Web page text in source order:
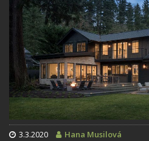
3.3.2020 Hana Musilová